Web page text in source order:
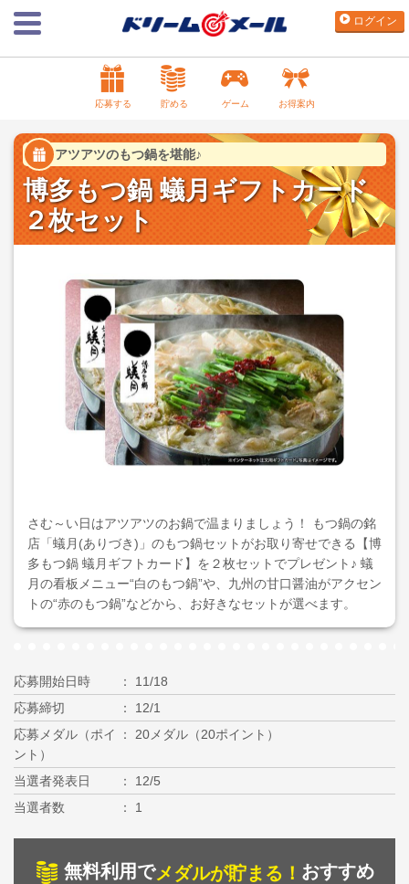
ログイン
応募する 貯める ゲーム お得案内
アツアツのもつ鍋を堪能♪
博多もつ鍋 蟻月ギフトカード
２枚セット
さむ～い日はアツアツのお鍋で温まりましょう！ もつ鍋の銘
店「蟻月(ありづき)」のもつ鍋セットがお取り寄せできる【博
多もつ鍋 蟻月ギフトカード】を２枚セットでプレゼント♪ 蟻
月の看板メニュー“白のもつ鍋”や、九州の甘口醤油がアクセン
トの“赤のもつ鍋”などから、お好きなセットが選べます。
応募開始日時
11/18
応募締切
12/1
応募メダル（ポイ
ント）
20メダル（20ポイント）
当選者発表日
12/5
当選者数
1
無料利用でメダルが貯まる！ おすすめ